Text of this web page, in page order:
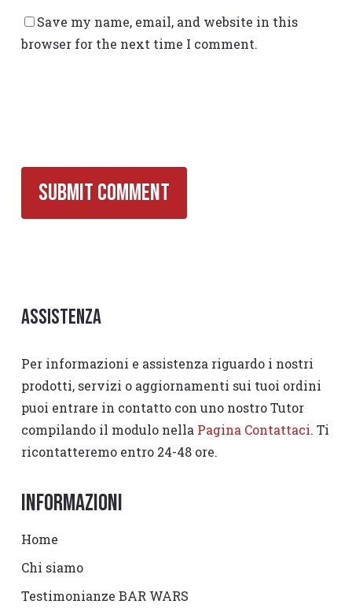
Save my name, email, and website in this
browser for the next time I comment.
Assistenza
Per informazioni e assistenza riguardo i nostri
prodotti, servizi o aggiornamenti sui tuoi ordini
puoi entrare in contatto con uno nostro Tutor
compilando il modulo nella Pagina Contattaci. Ti
ricontatteremo entro 24-48 ore.
Informazioni
Home
Chi siamo
Testimonianze BAR WARS